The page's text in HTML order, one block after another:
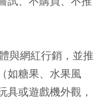
與網紅行銷，並推
如糖果、水果風
具或遊戲機外觀，